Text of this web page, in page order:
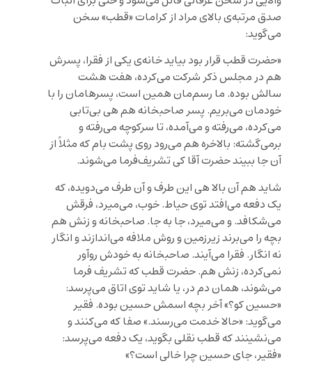
صدق مرتبه‌ی بالای مراد از کرامات «قطب» سخن
می‌گوید:
«حضرت قطب قرار بود بیاید خانه‌ی یکی از فقرا، پسرش
هم در مجلس ذکر شرکت می‌کرده، هفت هشت
سالش بوده. ما رسم‌مان همین است، پسرهامان را با
خودمان می‌بریم. پسر صاحبخانه هم هی بی‌تابی
می‌کرده، می‌رفته و می‌آمده، تا سرکوچه می‌رفته و
برمی‌گشته: بالاخره هم می‌رود روی پشت بام که مثلاً از
آن جا ببیند حضرت آقا کی تشریف‌فرما می‌شوند.
شاید هم آن بالا هی این طرف و آن طرف می‌دویده، که
یک دفعه می‌افتد توی حیاط. خوب، می‌میرد، فرقش
می‌شکافد. و می‌میرد، جا به جا. صاحبخانه و زنش هم
بچه را می‌برند زیرزمین و روش ملافه می‌اندازند و انگار
نه انگار. فقرا می‌آیند. صاحبخانه به خودش روآور
نمی‌کرده، زنش هم. حضرت قطب که تشریف فرما
می‌شوند، همان دم در، یا شاید توی اتاق می‌پرسد:
«حسین کو؟» آخر بچه اسمش حسین بوده. فقیر
می‌گوید: «حالا خدمت می‌رسند.» صفا که می‌کنند و
می‌نشینند که قطب نقلی بگوید، یک دفعه می‌پرسد:
«فقیر، جای حسین چرا خالی است؟»